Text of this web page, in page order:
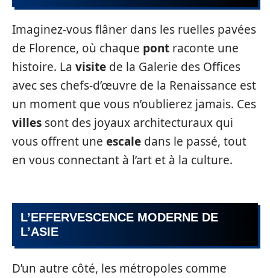
Imaginez-vous flâner dans les ruelles pavées
de Florence, où chaque pont raconte une
histoire. La visite de la Galerie des Offices
avec ses chefs-d’œuvre de la Renaissance est
un moment que vous n’oublierez jamais. Ces
villes sont des joyaux architecturaux qui
vous offrent une escale dans le passé, tout
en vous connectant à l’art et à la culture.
L’EFFERVESCENCE MODERNE DE
L’ASIE
D’un autre côté, les métropoles comme